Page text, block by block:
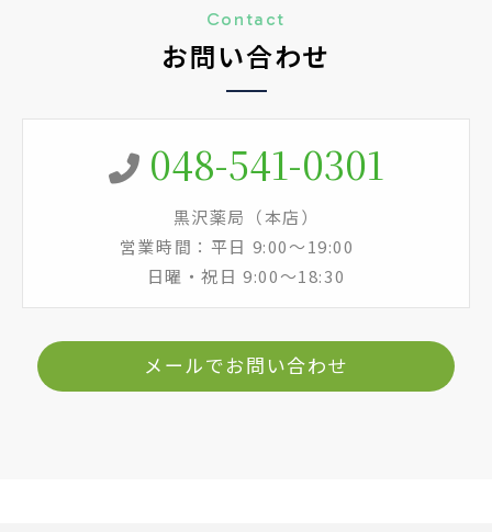
Contact
お問い合わせ
048-541-0301
黒沢薬局（本店）
営業時間：平日 9:00～19:00
日曜・祝日 9:00～18:30
メールでお問い合わせ